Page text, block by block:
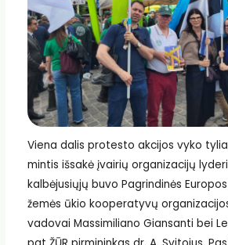
Viena dalis protesto akcijos vyko
mintis išsakė įvairių organizacijų
kalbėjusiųjų buvo Pagrindinės
žemės ūkio kooperatyvų
vadovai Massimiliano Giansanti bei